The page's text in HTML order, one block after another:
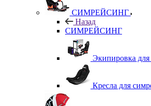
СИМРЕЙСИНГ
Назад
СИМРЕЙСИНГ
Экипировка для
Кресла для